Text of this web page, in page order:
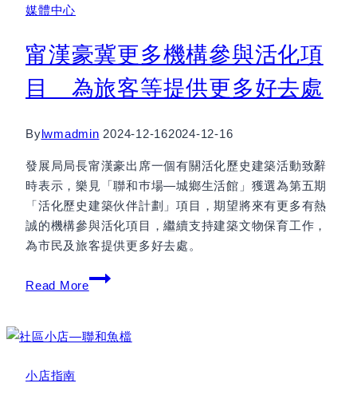
媒體中心
甯漢豪冀更多機構參與活化項
目 為旅客等提供更多好去處
Bylwmadmin 2024-12-162024-12-16
發展局局長甯漢豪出席一個有關活化歷史建築活動致辭
時表示，樂見「聯和巿場—城鄉生活館」獲選為第五期
「活化歷史建築伙伴計劃」項目，期望將來有更多有熱
誠的機構參與活化項目，繼續支持建築文物保育工作，
為市民及旅客提供更多好去處。
Read More
甯
冀
小店指南